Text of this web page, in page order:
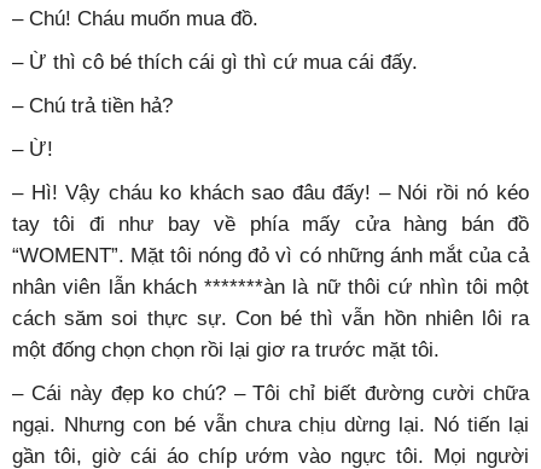
– Chú! Cháu muốn mua đồ.
– Ừ thì cô bé thích cái gì thì cứ mua cái đấy.
– Chú trả tiền hả?
– Ừ!
– Hì! Vậy cháu ko khách sao đâu đấy! – Nói rồi nó kéo
tay tôi đi như bay về phía mấy cửa hàng bán đồ
“WOMENT”. Mặt tôi nóng đỏ vì có những ánh mắt của cả
nhân viên lẫn khách *******àn là nữ thôi cứ nhìn tôi một
cách săm soi thực sự. Con bé thì vẫn hồn nhiên lôi ra
một đống chọn chọn rồi lại giơ ra trước mặt tôi.
– Cái này đẹp ko chú? – Tôi chỉ biết đường cười chữa
ngại. Nhưng con bé vẫn chưa chịu dừng lại. Nó tiến lại
gần tôi, giờ cái áo chíp ướm vào ngực tôi. Mọi người